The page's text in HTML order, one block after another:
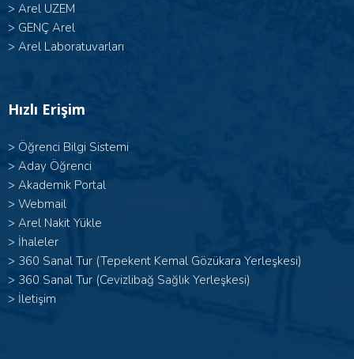
> Arel UZEM
> GENÇ Arel
> Arel Laboratuvarları
Hızlı Erişim
> Öğrenci Bilgi Sistemi
> Aday Öğrenci
> Akademik Portal
> Webmail
> Arel Nakit Yükle
> İhaleler
> 360 Sanal Tur (Tepekent Kemal Gözükara Yerleşkesi)
> 360 Sanal Tur (Cevizlibağ Sağlık Yerleşkesi)
> İletişim